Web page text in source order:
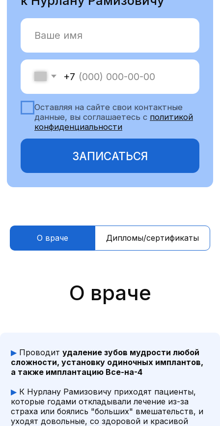
О враче Дипломы/сертификаты
▶ Проводитудаление зубов мудрости любой
сложности, установку одиночных имплантов,
а также имплантацию Все-на-4
▶ К Нурлану Рамизовичу приходят пациенты,
которые годами откладывали лечение из-за
страха или боялись "больших" вмешательств, и
уходят довольные, со здоровой и красивой
Дипломы/
сертификаты